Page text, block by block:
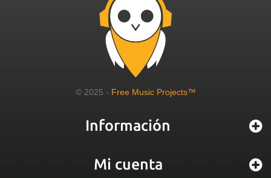
© 2025 - Free Music Projects™
Información
Mi cuenta